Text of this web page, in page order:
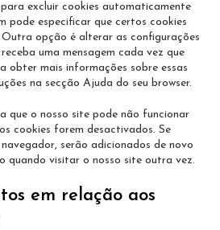
excluir cookies automaticamente
pode especificar que certos cookies
Outra opção é alterar as configurações
uma mensagem cada vez que
obter mais informações sobre essas
na secção Ajuda do seu browser.
que o nosso site pode não funcionar
cookies forem desactivados. Se
serão adicionados de novo
quando visitar o nosso site outra vez.
em relação aos